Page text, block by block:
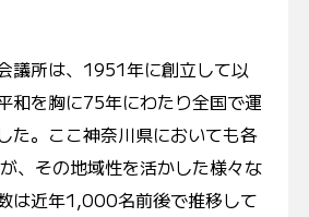
所は、 1951年に創立して以
和を胸に75年にわたり全国で運
た。ここ神奈川県においても各
、その地域性を活かした様々な
は近年1,000名前後で推移して